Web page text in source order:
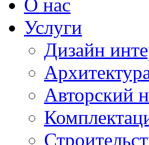
О нас
Услуги
Дизайн
Авторский